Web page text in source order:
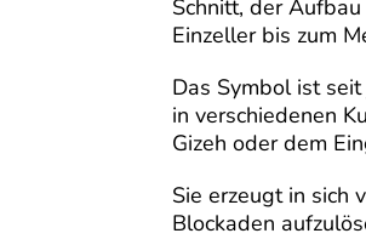
Schnitt, der
Einzeller bis zum
Das Symbol ist
in verschiedenen
Gizeh oder dem
Sie erzeugt in sich
Blockaden